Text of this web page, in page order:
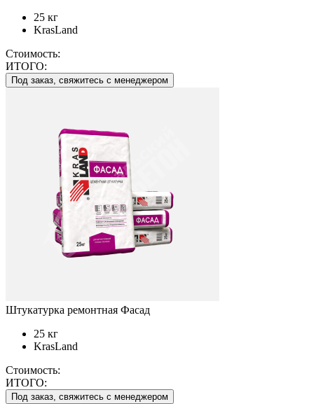
25 кг
KrasLand
Стоимость:
ИТОГО:
Под заказ, свяжитесь с менеджером
Штукатурка ремонтная Фасад
25 кг
KrasLand
Стоимость:
ИТОГО:
Под заказ, свяжитесь с менеджером